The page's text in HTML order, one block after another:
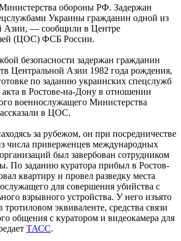
обороны РФ. Задержан
Украины гражданин одной из
Азии, — сообщили в Центре
(ЦОС) ФСБ России.
безопасности задержан гражданин
Центральной Азии 1982 года рождения,
по заданию украинских спецслужб
акта в Ростове-на-Дону в отношении
военнослужащего Министерства
в ЦОС.
за рубежом, он при посредничестве
числа приверженцев международных
был завербован сотрудником
По заданию куратора прибыл в Ростов-
квартиру и провел разведку места
для совершения убийства с
взрывного устройства. У него изъято
эквиваленте, средства связи
общения с куратором и видеокамера для
ТАСС.